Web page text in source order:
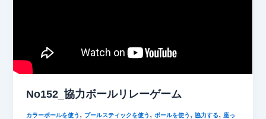
No152_協力ボールリレーゲーム
カラーボールを使う , プールスティックを使う , ボールを使う ,協力する, 座っ